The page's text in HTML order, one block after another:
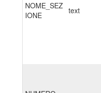
NOME_SEZ
IONE
text